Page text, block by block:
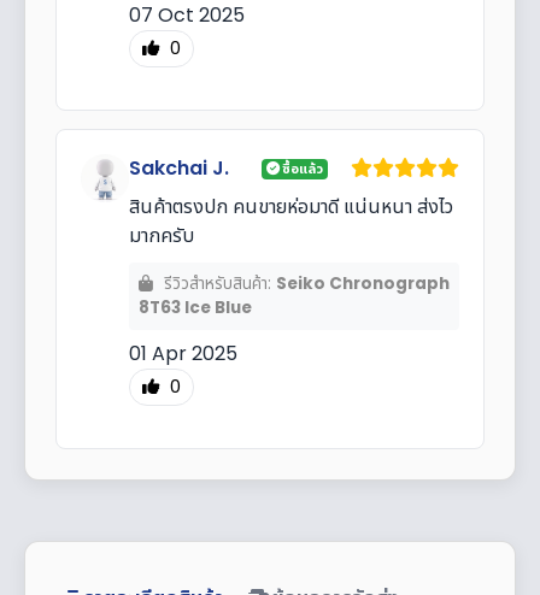
07 Oct 2025
0
Sakchai J. ซื้อแล้ว
สินค้าตรงปก คนขายห่อมาดี แน่นหนา ส่งไว
มากครับ
รีวิวสำหรับสินค้า: Seiko Chronograph
8T63 Ice Blue
01 Apr 2025
0